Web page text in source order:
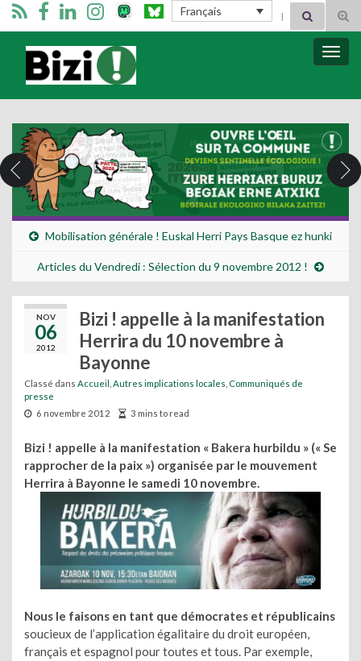
Français Search for:
Bizimugi
Mobilisation générale ! Euskal Herri Pays Basque ez hunki
Articles du Vendredi : Sélection du 9 novembre 2012 !
NOV
06
2012
Bizi ! appelle à la manifestation
Herrira du 10 novembre à
Bayonne
Classé dans Accueil Autres implications locales Communiqués de
presse
6 novembre 2012
3 mins to read
Bizi ! appelle à la manifestation « Bakera hurbildu » (« Se
rapprocher de la paix ») organisée par le mouvement
Herrira à Bayonne le samedi 10 novembre.
Nous le faisons en tant que démocrates et républicains
soucieux de l’application égalitaire du droit européen,
français et espagnol pour toutes et tous. Par exemple,